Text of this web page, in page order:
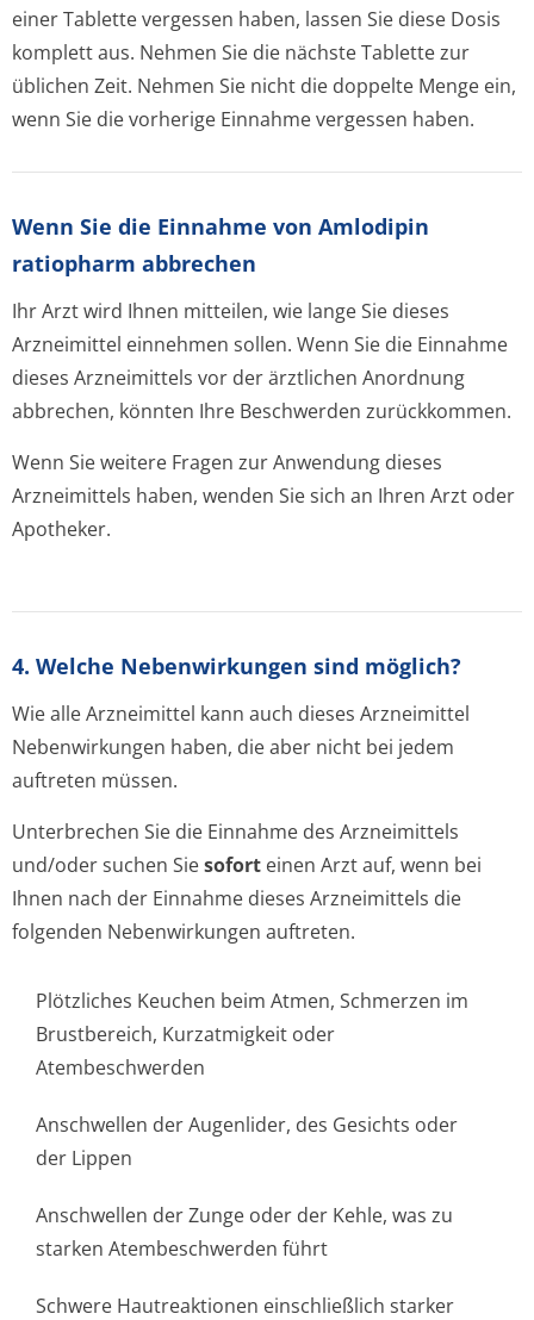
einer Tablette vergessen haben, lassen Sie diese Dosis
komplett aus. Nehmen Sie die nächste Tablette zur
üblichen Zeit. Nehmen Sie nicht die doppelte Menge ein,
wenn Sie die vorherige Einnahme vergessen haben.
Wenn Sie die Einnahme von Amlodipin
ratiopharm abbrechen
Ihr Arzt wird Ihnen mitteilen, wie lange Sie dieses
Arzneimittel einnehmen sollen. Wenn Sie die Einnahme
dieses Arzneimittels vor der ärztlichen Anordnung
abbrechen, könnten Ihre Beschwerden zurückkommen.
Wenn Sie weitere Fragen zur Anwendung dieses
Arzneimittels haben, wenden Sie sich an Ihren Arzt oder
Apotheker.
4. Welche Nebenwirkungen sind möglich?
Wie alle Arzneimittel kann auch dieses Arzneimittel
Nebenwirkungen haben, die aber nicht bei jedem
auftreten müssen.
Unterbrechen Sie die Einnahme des Arzneimittels
und/oder suchen Siesofort einen Arzt auf, wenn bei
Ihnen nach der Einnahme dieses Arzneimittels die
folgenden Nebenwirkungen auftreten.
Plötzliches Keuchen beim Atmen, Schmerzen im
Brustbereich, Kurzatmigkeit oder
Atembeschwerden
Anschwellen der Augenlider, des Gesichts oder
der Lippen
Anschwellen der Zunge oder der Kehle, was zu
starken Atembeschwerden führt
Schwere Hautreaktionen einschließlich starker